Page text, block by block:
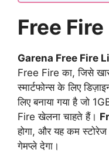
Free Fire
Garena Free Fire
Free Fire का, जिसे
स्मार्टफोन्स के लिए
लिए बनाया गया है जो
Fire खेलना चाहते हैं।
होगा, और यह कम
गेमप्ले देगा।